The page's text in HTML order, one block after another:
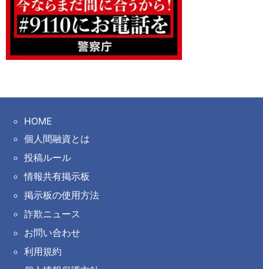
HOME
個人間融資とは
投稿ルール
情報共有掲示板
掲示板の使用方法
詐欺ニュース
お問い合わせ
利用規約